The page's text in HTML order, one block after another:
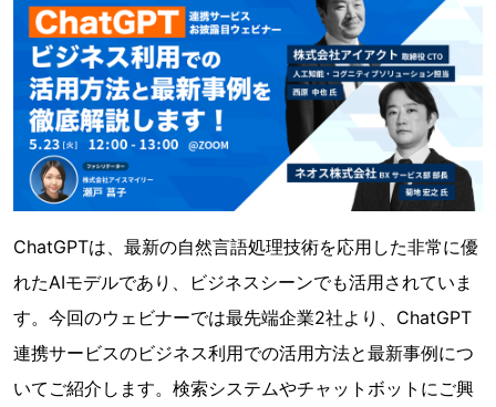
ChatGPTは、最新の自然言語処理技術を応用した非常に優
れたAIモデルであり、ビジネスシーンでも活用されていま
す。今回のウェビナーでは最先端企業2社より、ChatGPT
連携サービスのビジネス利用での活用方法と最新事例につ
いてご紹介します。検索システムやチャットボットにご興